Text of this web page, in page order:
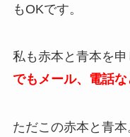
もOKです。
私も赤本と青本を申
でもメール、電話な
ただこの赤本と青本